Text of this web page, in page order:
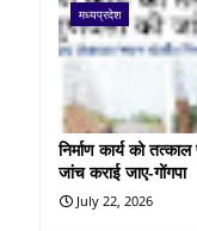
मध्यप्रदेश
निर्माण कार्य को
जांच कराई जाए-गोंगपा
July 22, 2026